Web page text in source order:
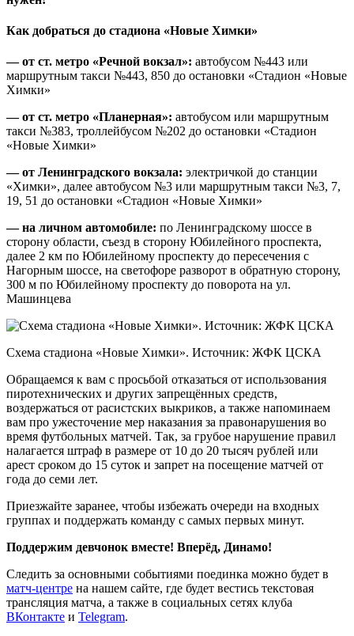
Как добраться до стадиона «Новые Химки»
— от ст. метро «Речной вокзал»: автобусом №443 или
маршрутным такси №443, 850 до остановки «Стадион «Новые
Химки»
— от ст. метро «Планерная»: автобусом или маршрутным
такси №383, троллейбусом №202 до остановки «Стадион
«Новые Химки»
— от Ленинградского вокзала: электричкой до станции
«Химки», далее автобусом №3 или маршрутным такси №3, 7,
19, 51 до остановки «Стадион «Новые Химки»
— на личном автомобиле: по Ленинградскому шоссе в
сторону области, съезд в сторону Юбилейного проспекта,
далее 2 км по Юбилейному проспекту до пересечения с
Нагорным шоссе, на светофоре разворот в обратную сторону,
300 м по Юбилейному проспекту до поворота на ул.
Машинцева
Схема стадиона «Новые Химки». Источник: ЖФК ЦСКА
Обращаемся к вам с просьбой отказаться от использования
пиротехнических и других запрещённых средств,
воздержаться от расистских выкриков, а также напоминаем
вам про ужесточение мер наказания за правонарушения во
время футбольных матчей. Так, за грубое нарушение правил
налагается штраф в размере от 10 до 20 тысяч рублей или
арест сроком до 15 суток и запрет на посещение матчей от
года до семи лет.
Приезжайте заранее, чтобы избежать очереди на входных
группах и поддержать команду с самых первых минут.
Поддержим девчонок вместе! Вперёд, Динамо!
Следить за основными событиями поединка можно будет в
матч-центре на нашем сайте, где будет вестись текстовая
трансляция матча, а также в социальных сетях клуба
ВКонтакте и Telegram.